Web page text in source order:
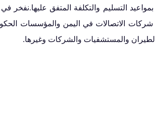
التسليم والتكلفة المتفق عليها.نفخر في
الاتصالات في اليمن والمؤسسات
والمستشفيات والشركات وغيرها.